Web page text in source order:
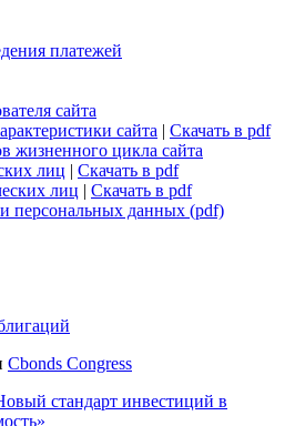
платежей
сайта
сайта | Скачать в pdf
жизненного цикла сайта
лиц | Скачать в pdf
лиц | Скачать в pdf
персональных данных (pdf)
Cbonds Congress
стандарт инвестиций в